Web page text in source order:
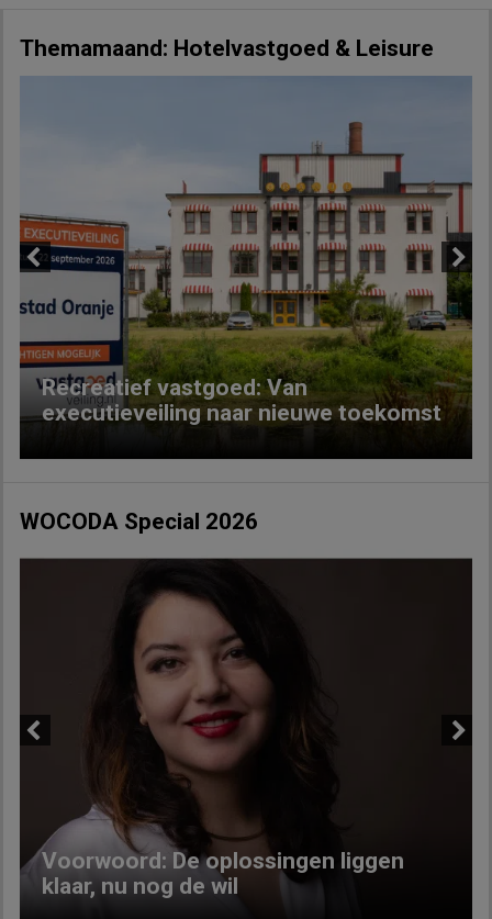
Themamaand: Hotelvastgoed & Leisure
Recreatief vastgoed: Van
executieveiling naar nieuwe toekomst
Next
WOCODA Special 2026
Voorwoord: De oplossingen liggen
klaar, nu nog de wil